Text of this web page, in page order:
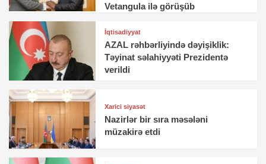
Vetangula ilə görüşüb
İqtisadiyyat
AZAL rəhbərliyində dəyişiklik:
Təyinat səlahiyyəti Prezidentə
verildi
Xarici siyasət
Nazirlər bir sıra məsələni
müzakirə etdi